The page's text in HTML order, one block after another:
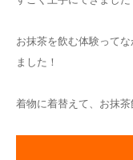
お抹茶を飲む体験って
ました！
着物に着替えて、お抹